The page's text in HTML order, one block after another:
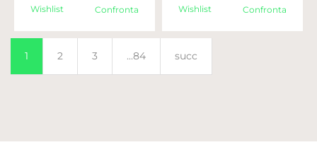
Wishlist Confronta Wishlist Confronta
1 2 3 ...84 succ